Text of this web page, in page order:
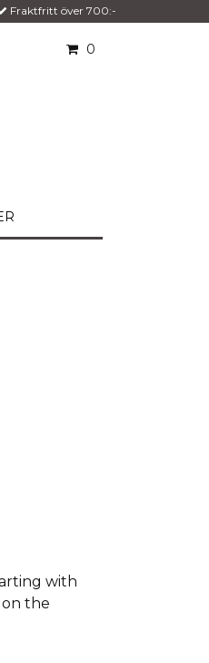
Fraktfritt över 700:-
0
with
the